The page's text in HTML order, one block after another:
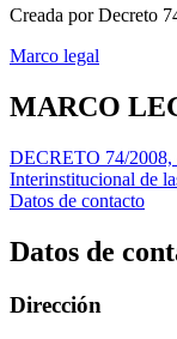
Creada por Decreto
Marco legal
MARCO
DECRETO 74/2008,
Interinstitucional de
Datos de contacto
Datos de
Dirección